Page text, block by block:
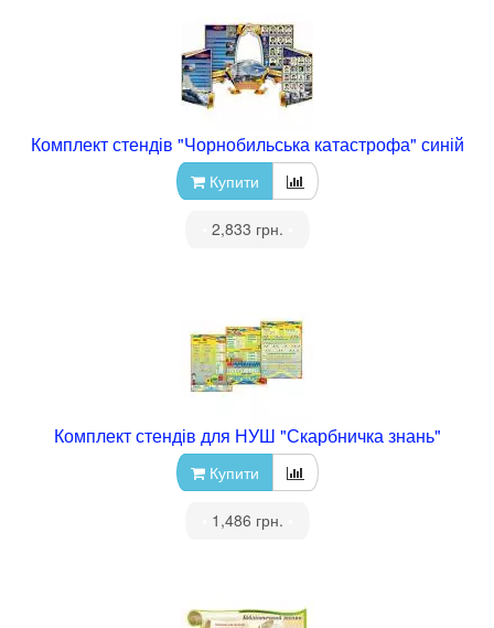
Комплект стендів "Чорнобильська катастрофа" синій
Купити
2,833 грн.
Комплект стендів для НУШ "Скарбничка знань"
Купити
1,486 грн.